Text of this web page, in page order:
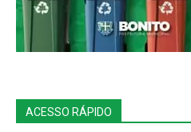
ACESSO RÁPIDO